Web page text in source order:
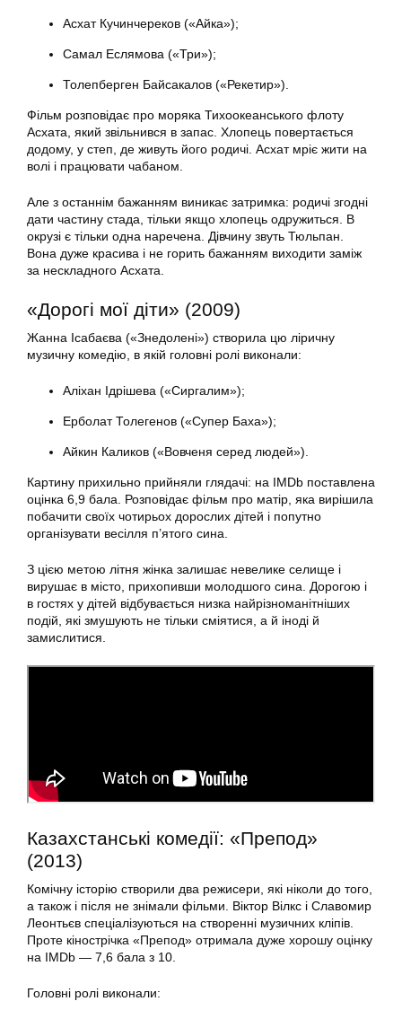
Асхат Кучинчереков («Айка»);
Самал Еслямова («Три»);
Толепберген Байсакалов («Рекетир»).
Фільм розповідає про моряка Тихоокеанського флоту
Асхата, який звільнився в запас. Хлопець повертається
додому, у степ, де живуть його родичі. Асхат мріє жити на
волі і працювати чабаном.
Але з останнім бажанням виникає затримка: родичі згодні
дати частину стада, тільки якщо хлопець одружиться. В
окрузі є тільки одна наречена. Дівчину звуть Тюльпан.
Вона дуже красива і не горить бажанням виходити заміж
за нескладного Асхата.
«Дорогі мої діти» (2009)
Жанна Ісабаєва («Знедолені») створила цю ліричну
музичну комедію, в якій головні ролі виконали:
Аліхан Ідрішева («Сиргалим»);
Ерболат Толегенов («Супер Баха»);
Айкин Каликов («Вовченя серед людей»).
Картину прихильно прийняли глядачі: на IMDb поставлена
оцінка 6,9 бала. Розповідає фільм про матір, яка вирішила
побачити своїх чотирьох дорослих дітей і попутно
організувати весілля п’ятого сина.
З цією метою літня жінка залишає невелике селище і
вирушає в місто, прихопивши молодшого сина. Дорогою і
в гостях у дітей відбувається низка найрізноманітніших
подій, які змушують не тільки сміятися, а й іноді й
замислитися.
Казахстанські комедії: «Препод»
(2013)
Комічну історію створили два режисери, які ніколи до того,
а також і після не знімали фільми. Віктор Вілкс і Славомир
Леонтьєв спеціалізуються на створенні музичних кліпів.
Проте кінострічка «Препод» отримала дуже хорошу оцінку
на IMDb — 7,6 бала з 10.
Головні ролі виконали: